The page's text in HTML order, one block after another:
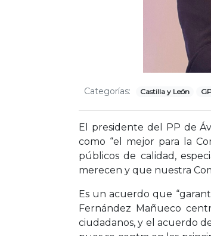
Categorías: Castilla y León
El presidente del PP de
como “el mejor para la
públicos de calidad,
merecen y que nuestra
Es un acuerdo que
Fernández Mañueco
ciudadanos, y el acuerdo